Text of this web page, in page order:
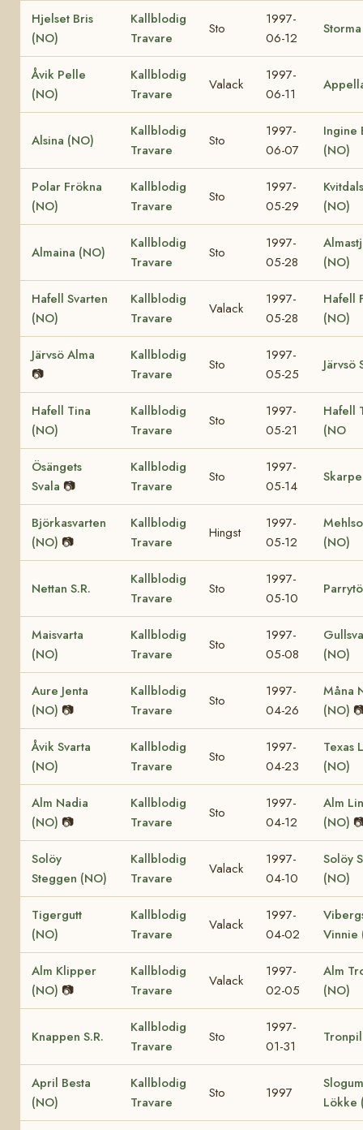
Hjelset Bris
(NO)
Kallblodig
Travare
Sto
1997-
06-12
Storma
Åvik Pelle
(NO)
Kallblodig
Travare
Valack
1997-
06-11
Alsina (NO)
Kallblodig
Travare
Sto
1997-
06-07
Ingine
(NO)
Polar Frökna
(NO)
Kallblodig
Travare
Sto
1997-
05-29
(NO)
Almaina (NO)
Kallblodig
Travare
Sto
1997-
05-28
(NO)
Hafell Svarten
(NO)
Kallblodig
Travare
Valack
1997-
05-28
Hafell
(NO)
Järvsö Alma
📷
Kallblodig
Travare
Sto
1997-
05-25
Järvsö
Hafell Tina
(NO)
Kallblodig
Travare
Sto
1997-
05-21
Hafell
(NO
Ösängets
Svala 📷
Kallblodig
Travare
Sto
1997-
05-14
Björkasvarten
(NO) 📷
Kallblodig
Travare
Hingst
1997-
05-12
(NO)
Nettan S.R.
Kallblodig
Travare
Sto
1997-
05-10
Maisvarta
(NO)
Kallblodig
Travare
Sto
1997-
05-08
(NO)
Aure Jenta
(NO) 📷
Kallblodig
Travare
Sto
1997-
04-26
Måna
(NO)
Åvik Svarta
(NO)
Kallblodig
Travare
Sto
1997-
04-23
Texas
(NO)
Alm Nadia
(NO) 📷
Kallblodig
Travare
Sto
1997-
04-12
Alm
(NO)
Solöy
Steggen (NO)
Kallblodig
Travare
Valack
1997-
04-10
Solöy
(NO)
Tigergutt
(NO)
Kallblodig
Travare
Valack
1997-
04-02
Vinnie
Alm Klipper
(NO) 📷
Kallblodig
Travare
Valack
1997-
02-05
Alm
(NO)
Knappen S.R.
Kallblodig
Travare
Sto
1997-
01-31
April Besta
(NO)
Kallblodig
Travare
Sto 1997
Slogum
Lökke